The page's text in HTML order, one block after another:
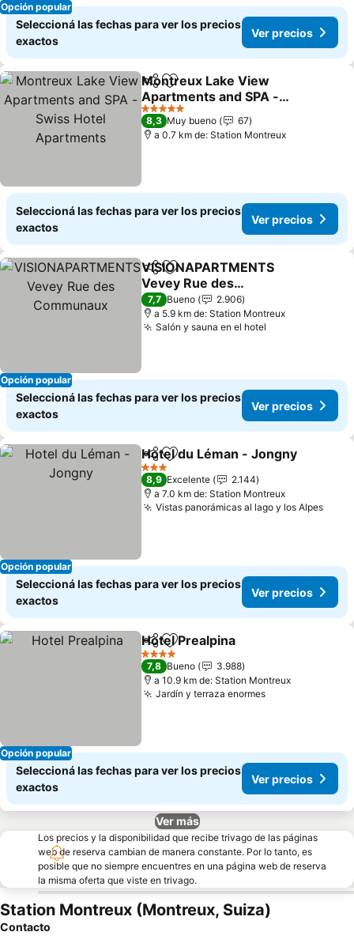
Opción popular
Seleccioná las fechas para ver los precios
exactos
Ver precios
CompartirAñadir a favoritos
Montreux Lake View
Apartments and SPA -
Swiss Hotel Apartments
5 Estrellas
8,3 Muy bueno
67
a 0.7 km de: Station Montreux
Seleccioná las fechas para ver los precios
exactos
Ver precios
Opción popular
CompartirAñadir a favoritos
VISIONAPARTMENTS
Vevey Rue des
Communaux
7,7 Bueno
2.906
a 5.9 km de: Station Montreux
Salón y sauna en el hotel
Seleccioná las fechas para ver los precios
exactos
Ver precios
Opción popular
CompartirAñadir a favoritos
Hotel du Léman - Jongny
3 Estrellas
8,9 Excelente
2.144
a 7.0 km de: Station Montreux
Vistas panorámicas al lago y los Alpes
Seleccioná las fechas para ver los precios
exactos
Ver precios
Opción popular
CompartirAñadir a favoritos
Hotel Prealpina
4 Estrellas
7,8 Bueno
3.988
a 10.9 km de: Station Montreux
Jardín y terraza enormes
Seleccioná las fechas para ver los precios
exactos
Ver precios
Ver más
Los precios y la disponibilidad que recibe trivago de las páginas
web de reserva cambian de manera constante. Por lo tanto, es
posible que no siempre encuentres en una página web de reserva
la misma oferta que viste en trivago.
Station Montreux (Montreux, Suiza)
Contacto